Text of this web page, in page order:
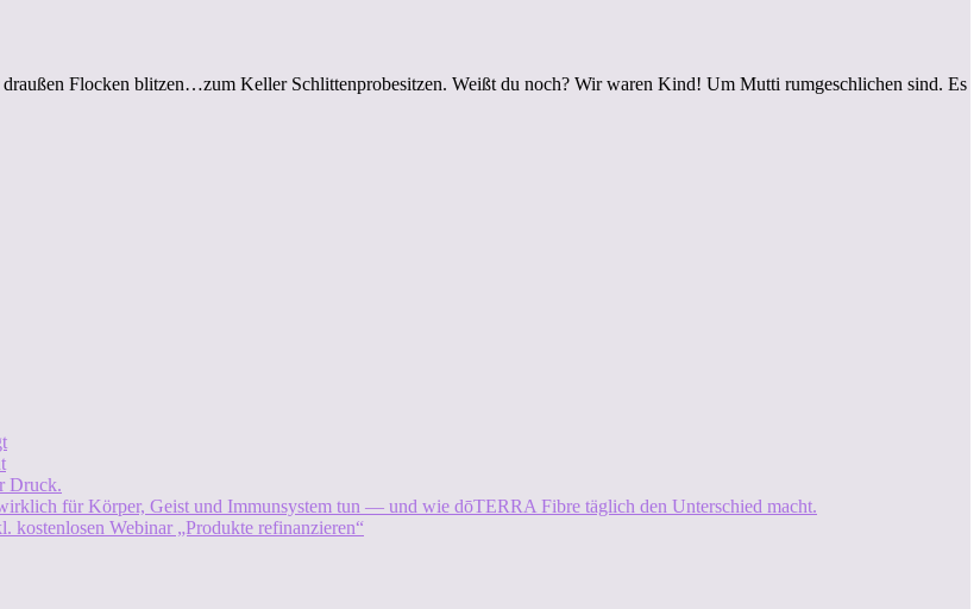
Flocken blitzen…zum Keller Schlittenprobesitzen. Weißt du noch? Wir waren Kind! Um Mutti rumgeschlichen sind. Es
Druck.
für Körper, Geist und Immunsystem tun — und wie dōTERRA Fibre täglich den Unterschied macht.
Webinar „Produkte refinanzieren“